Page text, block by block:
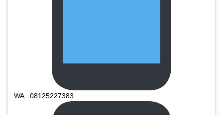
WA : 08125227383